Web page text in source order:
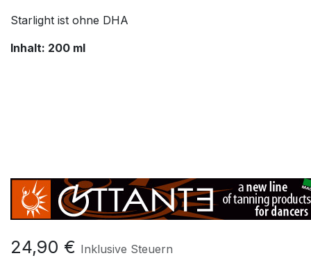
Starlight ist ohne DHA
Inhalt: 200 ml
24,90 € Inklusive Steuern